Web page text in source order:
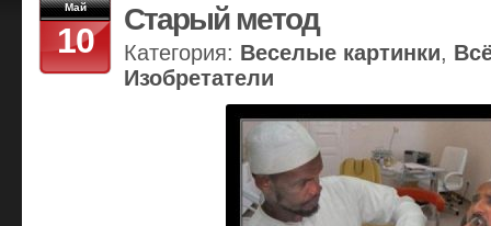
Май
10
Старый метод
Категория: Веселые картинки,
Изобретатели